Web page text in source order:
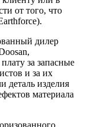
от того, что
дилер
за запасные
и за их
деталь изделия
материала